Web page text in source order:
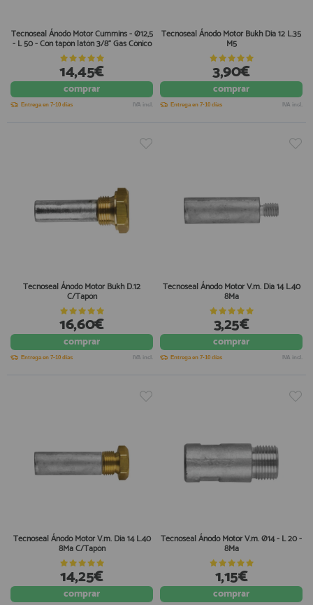
Tecnoseal Ánodo Motor Cummins - Ø12,5
- L 50 - Con tapón latón 3/8" Gas Cónico
14,45€
comprar
Entrega en 7-10 días IVA incl.
Tecnoseal Ánodo Motor Bukh Dia 12 L.35
M5
3,90€
comprar
Entrega en 7-10 días IVA incl.
Tecnoseal Ánodo Motor Bukh D.12
C/Tapón
16,60€
comprar
Entrega en 7-10 días IVA incl.
Tecnoseal Ánodo Motor V.m. Dia 14 L.40
8Ma
3,25€
comprar
Entrega en 7-10 días IVA incl.
Tecnoseal Ánodo Motor V.m. Dia 14 L.40
8Ma C/Tapón
14,25€
comprar
Tecnoseal Ánodo Motor V.m. Ø14 - L 20 -
8Ma
1,15€
comprar